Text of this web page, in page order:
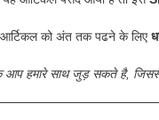
को अंत तक पढने के लिए
आप हमारे साथ जुड़ सकते है,